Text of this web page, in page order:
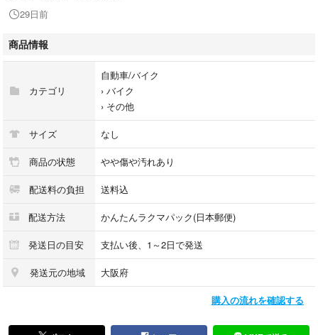
29日前
商品情報
カテゴリ
自動車/バイク
› バイク
› その他
サイズ なし
商品の状態 やや傷や汚れあり
配送料の負担 送料込
配送方法 かんたんラクマパック(日本郵便)
発送日の目安 支払い後、1～2日で発送
発送元の地域 大阪府
購入の流れを確認する